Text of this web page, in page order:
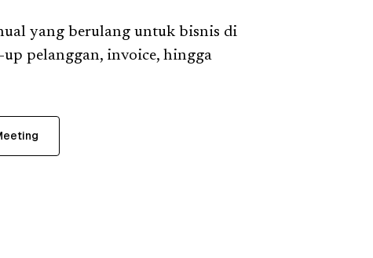
yang berulang untuk bisnis di
pelanggan, invoice, hingga